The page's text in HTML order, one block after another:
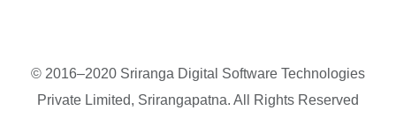
© 2016–2020 Sriranga Digital Software Technologies
Private Limited, Srirangapatna. All Rights Reserved